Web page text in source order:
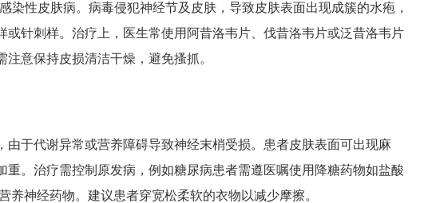
染性皮肤病。病毒侵犯神经节及皮肤，导致皮肤表面出现成簇的水疱，
针刺样。治疗上，医生常使用阿昔洛韦片、伐昔洛韦片或泛昔洛韦片
意保持皮损清洁干燥，避免搔抓。
于代谢异常或营养障碍导致神经末梢受损。患者皮肤表面可出现麻
。治疗需控制原发病，例如糖尿病患者需遵医嘱使用降糖药物如盐酸
神经药物。建议患者穿宽松柔软的衣物以减少摩擦。